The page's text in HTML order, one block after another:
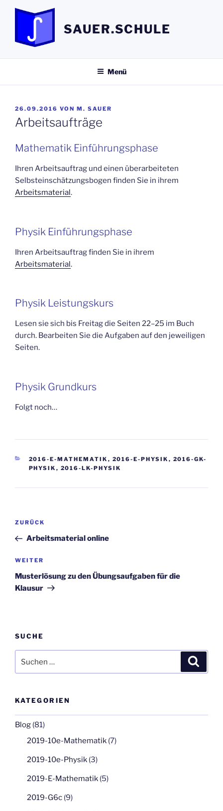
Zum
SAUER.SCHULE
Menü
VERÖFFENTLICHT
AM
26.09.2016 VON M. SAUER
Arbeitsaufträge
Mathematik Einführungsphase
Ihren Arbeitsauftrag und einen überarbeiteten
Selbsteinschätzungsbogen finden Sie in ihrem
Arbeitsmaterial.
Physik Einführungsphase
Ihren Arbeitsauftrag finden Sie in ihrem
Arbeitsmaterial.
Physik Leistungskurs
Lesen sie sich bis Freitag die Seiten 22–25 im Buch
durch. Bearbeiten Sie die Aufgaben auf den jeweiligen
Seiten.
Physik Grundkurs
Folgt noch…
KATEGORIEN
2016-E-MATHEMATIK , 2016-E-PHYSIK , 2016-GK-
PHYSIK , 2016-LK-PHYSIK
Beitragsnavigation
Vorheriger
Beitrag
ZURÜCK
Arbeitsmaterial online
Nächster
Beitrag
WEITER
Musterlösung zu den Übungsaufgaben für die
Klausur
SUCHE
nach:
KATEGORIEN
Blog (81)
2019-10e-Mathematik (7)
2019-10e-Physik (3)
2019-E-Mathematik (5)
2019-G6c (9)